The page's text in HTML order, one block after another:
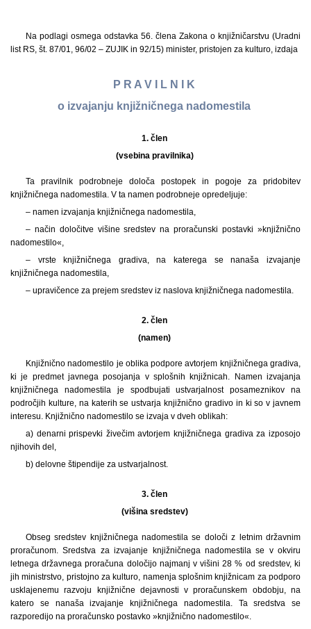
Na podlagi osmega odstavka 56. člena Zakona o knjižničarstvu (Uradni
list RS, št. 87/01, 96/02 – ZUJIK in 92/15) minister, pristojen za kulturo, izdaja
P R A V I L N I K
o izvajanju knjižničnega nadomestila
1. člen
(vsebina pravilnika)
Ta pravilnik podrobneje določa postopek in pogoje za pridobitev
knjižničnega nadomestila. V ta namen podrobneje opredeljuje:
– namen izvajanja knjižničnega nadomestila,
– način določitve višine sredstev na proračunski postavki »knjižnično
nadomestilo«,
– vrste knjižničnega gradiva, na katerega se nanaša izvajanje
knjižničnega nadomestila,
– upravičence za prejem sredstev iz naslova knjižničnega nadomestila.
2. člen
(namen)
Knjižnično nadomestilo je oblika podpore avtorjem knjižničnega gradiva,
ki je predmet javnega posojanja v splošnih knjižnicah. Namen izvajanja
knjižničnega nadomestila je spodbujati ustvarjalnost posameznikov na
področjih kulture, na katerih se ustvarja knjižnično gradivo in ki so v javnem
interesu. Knjižnično nadomestilo se izvaja v dveh oblikah:
a) denarni prispevki živečim avtorjem knjižničnega gradiva za izposojo
njihovih del,
b) delovne štipendije za ustvarjalnost.
3. člen
(višina sredstev)
Obseg sredstev knjižničnega nadomestila se določi z letnim državnim
proračunom. Sredstva za izvajanje knjižničnega nadomestila se v okviru
letnega državnega proračuna določijo najmanj v višini 28 % od sredstev, ki
jih ministrstvo, pristojno za kulturo, namenja splošnim knjižnicam za podporo
usklajenemu razvoju knjižnične dejavnosti v proračunskem obdobju, na
katero se nanaša izvajanje knjižničnega nadomestila. Ta sredstva se
razporedijo na proračunsko postavko »knjižnično nadomestilo«.